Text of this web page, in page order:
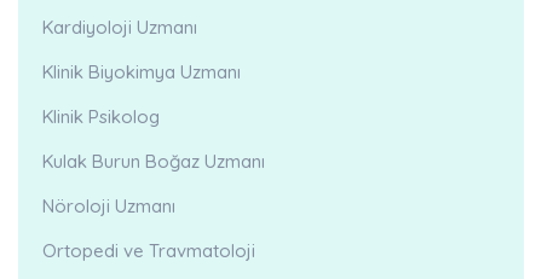
Kardiyoloji Uzmanı
Klinik Biyokimya Uzmanı
Klinik Psikolog
Kulak Burun Boğaz Uzmanı
Nöroloji Uzmanı
Ortopedi ve Travmatoloji